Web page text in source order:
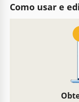
Como usar e